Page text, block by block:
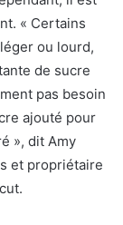
« Certains
ou lourd,
de sucre
pas besoin
ajouté pour
», dit Amy
et propriétaire